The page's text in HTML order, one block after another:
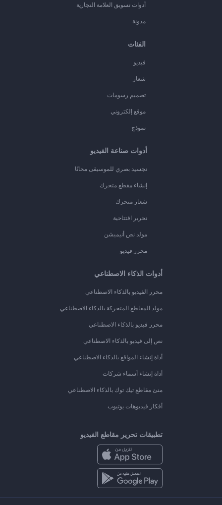
أدوات تسويق العلامة التجارية
مدونة
الفئات
فيديو
شعار
تصميم رسومات
موقع إلكتروني
نموذج
أدوات صناعة الفيديو
تجسيد بصري للموسيقى مجانًا
إنشاء مقطع متحرك
شعار متحرك
تحرير افتتاحية
مولد نص أنيميشن
محرر فيديو
أدوات الذكاء الاصطناعي
محرر الفيديو بالذكاء الاصطناعي
مولد المقاطع المتحركة بالذكاء الاصطناعي
محرر فيديو بالذكاء الاصطناعي
نص إلى فيديو بالذكاء الاصطناعي
أداة إنشاء المواقع بالذكاء الاصطناعي
أداة إنشاء أسماء شركات
منئ مقاطع تيك توك بالذكاء الاصطناعي
أفكار فيديوهات يوتيوب
تطبيقات تحرير مقاطع الفيديو